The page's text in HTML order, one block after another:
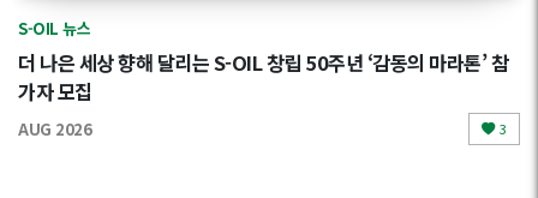
S-OIL 뉴스
더 나은 세상 향해 달리는 S-OIL 창립 50주년 ‘감동의 마라톤’ 참
가자 모집
AUG 2026 3